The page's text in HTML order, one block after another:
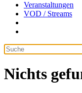
Veranstaltungen
VOD / Streams
Nichts